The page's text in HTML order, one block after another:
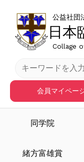
日本
公益社団
Collage
会員マイペー
同学院
緒方富雄賞